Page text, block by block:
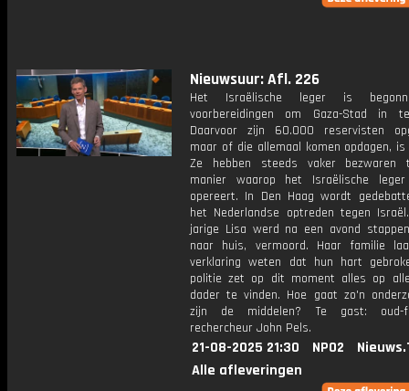
Nieuwsuur: Afl. 226
Het Israëlische leger is
voorbereidingen om Gaza-Stad in
Daarvoor zijn 60.000 reservisten
maar of die allemaal komen opdagen,
Ze hebben steeds vaker bezwaren
manier waarop het Israëlische
opereert. In Den Haag wordt
het Nederlandse optreden tegen
jarige Lisa werd na een avond
naar huis, vermoord. Haar familie
verklaring weten dat hun hart
politie zet op dit moment alles op
dader te vinden. Hoe gaat zo'n
zijn de middelen? Te gast: oud-
rechercheur John Pels.
21-08-2025 21:30 NPO2
Alle afleveringen